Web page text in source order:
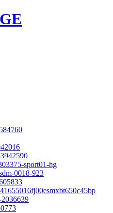
sport01-hg
0018-923